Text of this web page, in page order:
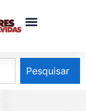
Pesquisar